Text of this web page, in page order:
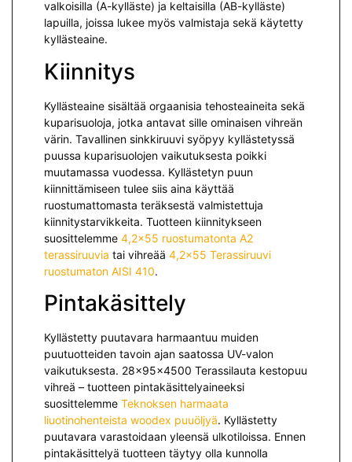
valkoisilla (A-kylläste) ja keltaisilla (AB-kylläste)
lapuilla, joissa lukee myös valmistaja sekä käytetty
kyllästeaine.
Kiinnitys
Kyllästeaine sisältää orgaanisia tehosteaineita sekä
kuparisuoloja, jotka antavat sille ominaisen vihreän
värin. Tavallinen sinkkiruuvi syöpyy kyllästetyssä
puussa kuparisuolojen vaikutuksesta poikki
muutamassa vuodessa. Kyllästetyn puun
kiinnittämiseen tulee siis aina käyttää
ruostumattomasta teräksestä valmistettuja
kiinnitystarvikkeita. Tuotteen kiinnitykseen
suosittelemme 4,2×55 ruostumatonta A2
terassiruuvia tai vihreää 4,2×55 Terassiruuvi
ruostumaton AISI 410.
Pintakäsittely
Kyllästetty puutavara harmaantuu muiden
puutuotteiden tavoin ajan saatossa UV-valon
vaikutuksesta. 28x95x4500 Terassilauta kestopuu
vihreä – tuotteen pintakäsittelyaineeksi
suosittelemme Teknoksen harmaata
liuotinohenteista woodex puuöljyä. Kyllästetty
puutavara varastoidaan yleensä ulkotiloissa. Ennen
pintakäsittelyä tuotteen täytyy olla kunnolla